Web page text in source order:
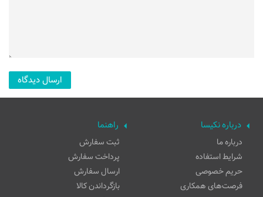
درباره نکیسا
درباره ما
شرایط استفاده
حریم خصوصی
فرصت‌های همکاری
راهنما
ثبت سفارش
پرداخت سفارش
ارسال سفارش
بازگرداندن کالا